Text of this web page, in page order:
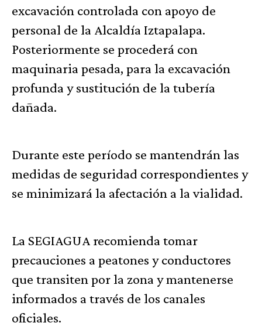
excavación controlada con apoyo de
personal de la Alcaldía Iztapalapa.
Posteriormente se procederá con
maquinaria pesada, para la excavación
profunda y sustitución de la tubería
dañada.
Durante este período se mantendrán las
medidas de seguridad correspondientes y
se minimizará la afectación a la vialidad.
La SEGIAGUA recomienda tomar
precauciones a peatones y conductores
que transiten por la zona y mantenerse
informados a través de los canales
oficiales.